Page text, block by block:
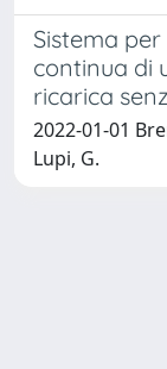
Sistema
continua di
ricarica
2022-01-01
Lupi, G.